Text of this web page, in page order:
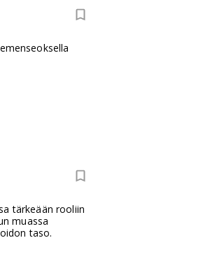
tärkeään rooliin
muassa
taso.